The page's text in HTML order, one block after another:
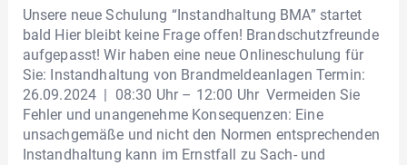
Unsere neue Schulung “Instandhaltung BMA” startet
bald Hier bleibt keine Frage offen! Brandschutzfreunde
aufgepasst! Wir haben eine neue Onlineschulung für
Sie: Instandhaltung von Brandmeldeanlagen Termin:
26.09.2024 | 08:30 Uhr – 12:00 Uhr Vermeiden Sie
Fehler und unangenehme Konsequenzen: Eine
unsachgemäße und nicht den Normen entsprechenden
Instandhaltung kann im Ernstfall zu Sach- und